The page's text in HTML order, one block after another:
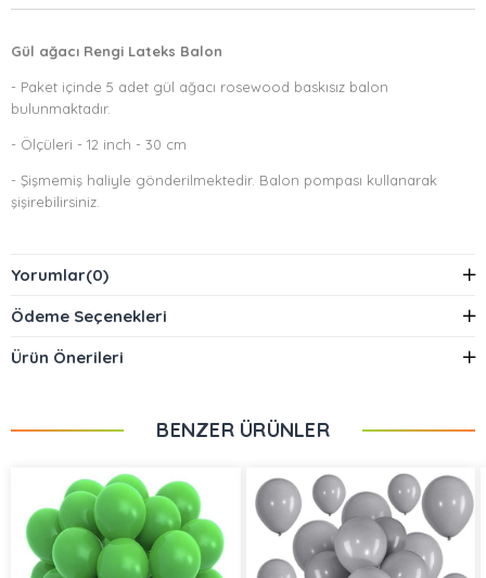
Gül ağacı Rengi Lateks Balon
- Paket içinde 5 adet gül ağacı rosewood baskısız balon
bulunmaktadır.
- Ölçüleri - 12 inch - 30 cm
- Şişmemiş haliyle gönderilmektedir. Balon pompası kullanarak
şişirebilirsiniz.
Yorumlar(0)
Ödeme Seçenekleri
Ürün Önerileri
BENZER ÜRÜNLER